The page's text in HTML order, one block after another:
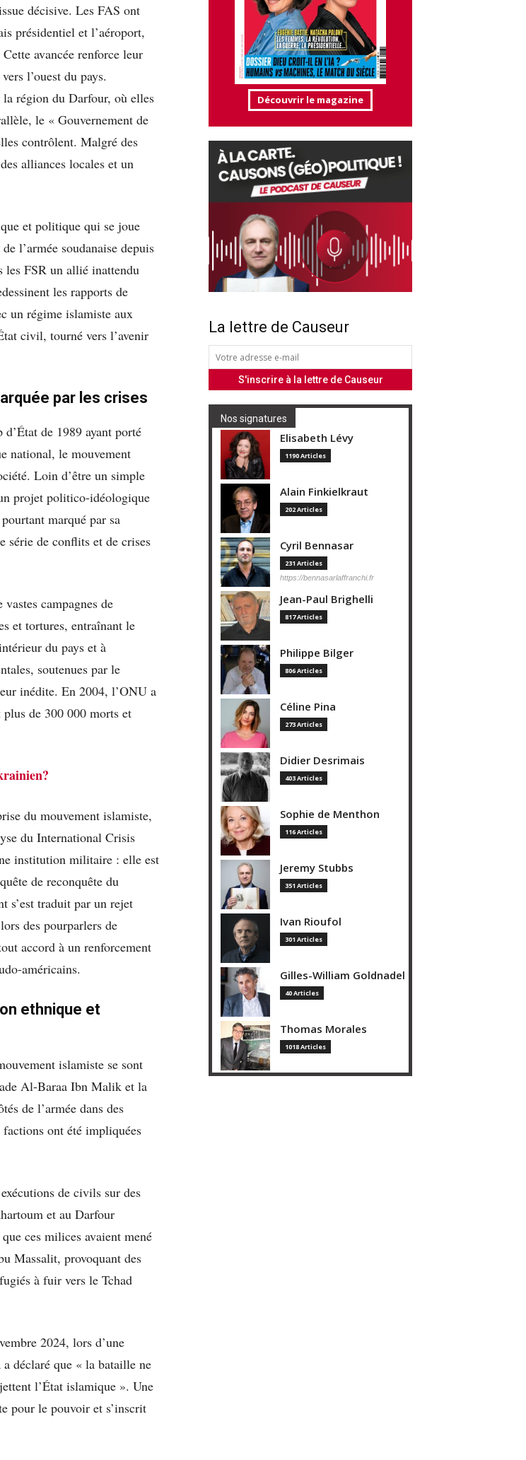
décisive. Les FAS ont
présidentiel et l’aéroport,
avancée renforce leur
l’ouest du pays.
région du Darfour, où elles
le « Gouvernement de
contrôlent. Malgré des
alliances locales et un
et politique qui se joue
l’armée soudanaise depuis
les FSR un allié inattendu
les rapports de
un régime islamiste aux
civil, tourné vers l’avenir
par les crises
de 1989 ayant porté
national, le mouvement
Loin d’être un simple
projet politico-idéologique
marqué par sa
série de conflits et de crises
campagnes de
et tortures, entraînant le
du pays et à
soutenues par le
inédite. En 2004, l’ONU a
de 300 000 morts et
du mouvement islamiste,
du International Crisis
institution militaire : elle est
de reconquête du
s’est traduit par un rejet
des pourparlers de
accord à un renforcement
américains.
ethnique et
islamiste se sont
Al-Baraa Ibn Malik et la
de l’armée dans des
ont été impliquées
de civils sur des
et au Darfour
ces milices avaient mené
Massalit, provoquant des
à fuir vers le Tchad
2024, lors d’une
déclaré que « la bataille ne
l’État islamique ». Une
pour le pouvoir et s’inscrit
Découvrir le magazine
La lettre de Causeur
Nos signatures
Elisabeth Lévy
1190 Articles
Alain Finkielkraut
202 Articles
Cyril Bennasar
231 Articles
https://bennasarlaffranchi.fr
Jean-Paul Brighelli
817 Articles
Philippe Bilger
806 Articles
Céline Pina
273 Articles
Didier Desrimais
403 Articles
Sophie de Menthon
116 Articles
Jeremy Stubbs
351 Articles
Ivan Rioufol
301 Articles
Gilles-William Goldnadel
40 Articles
Thomas Morales
1018 Articles